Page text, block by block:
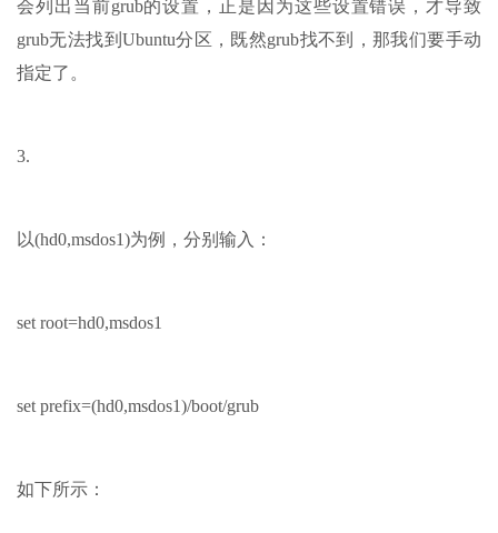
会列出当前grub的设置，正是因为这些设置错误，才导致
grub无法找到Ubuntu分区，既然grub找不到，那我们要手动
指定了。
3.
以(hd0,msdos1)为例，分别输入：
set root=hd0,msdos1
set prefix=(hd0,msdos1)/boot/grub
如下所示：